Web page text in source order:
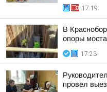
17:19
В
опоры
17:23
провел